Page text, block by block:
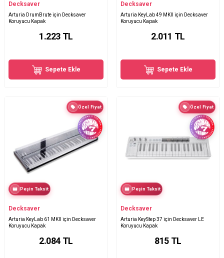
Decksaver
Arturia DrumBrute için Decksaver
Koruyucu Kapak
1.223 TL
Sepete Ekle
Decksaver
Arturia KeyLab 49 MKII için Decksaver
Koruyucu Kapak
2.011 TL
Sepete Ekle
Özel Fiyat
Peşin Taksit
Decksaver
Arturia KeyLab 61 MKII için Decksaver
Koruyucu Kapak
2.084 TL
Özel Fiyat
Peşin Taksit
Decksaver
Arturia KeyStep 37 için Decksaver LE
Koruyucu Kapak
815 TL